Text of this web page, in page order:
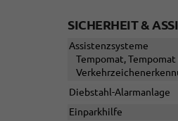
SICHERHEIT &
Assistenzsysteme
Tempomat,
Diebstahl-Alarmanlage
Einparkhilfe